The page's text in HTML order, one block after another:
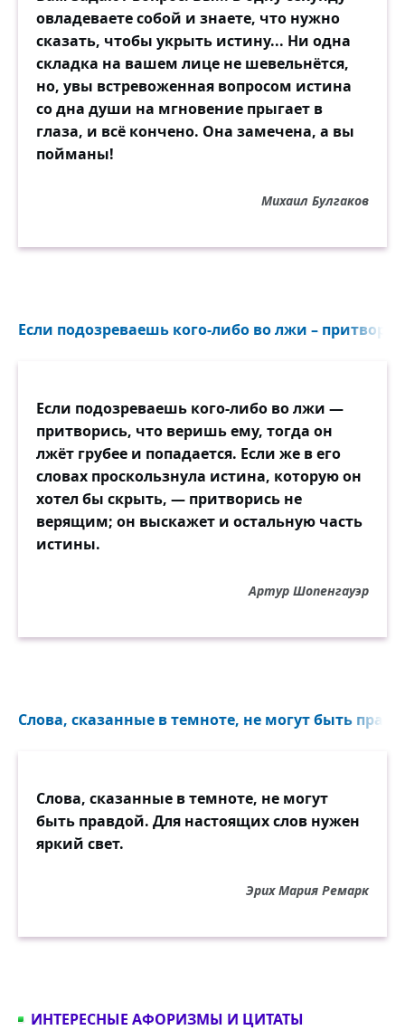
овладеваете собой и знаете, что нужно
сказать, чтобы укрыть истину... Ни одна
складка на вашем лице не шевельнётся,
но, увы встревоженная вопросом истина
со дна души на мгновение прыгает в
глаза, и всё кончено. Она замечена, а вы
пойманы!
Михаил Булгаков
Если подозреваешь кого-либо во лжи –
Если подозреваешь кого-либо во лжи —
притворись, что веришь ему, тогда он
лжёт грубее и попадается. Если же в его
словах проскользнула истина, которую он
хотел бы скрыть, — притворись не
верящим; он выскажет и остальную часть
истины.
Артур Шопенгауэр
Слова, сказанные в темноте, не могут быть
Слова, сказанные в темноте, не могут
быть правдой. Для настоящих слов нужен
яркий свет.
Эрих Мария Ремарк
ИНТЕРЕСНЫЕ АФОРИЗМЫ И ЦИТАТЫ